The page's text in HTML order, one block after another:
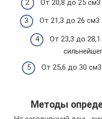
От 20,8 до 25
От 21,3 до 26
От 23,3 до
От 25,6 до 30
Методы